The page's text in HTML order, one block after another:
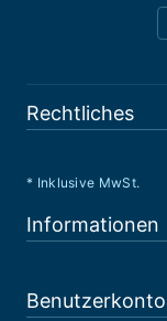
Rechtliches
* Inklusive MwSt.
Informationen
Benutzerkonto